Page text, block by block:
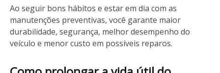
Ao seguir bons hábitos e estar em dia com as
manutenções preventivas, você garante maior
durabilidade, segurança, melhor desempenho do
veículo e menor custo em possíveis reparos.